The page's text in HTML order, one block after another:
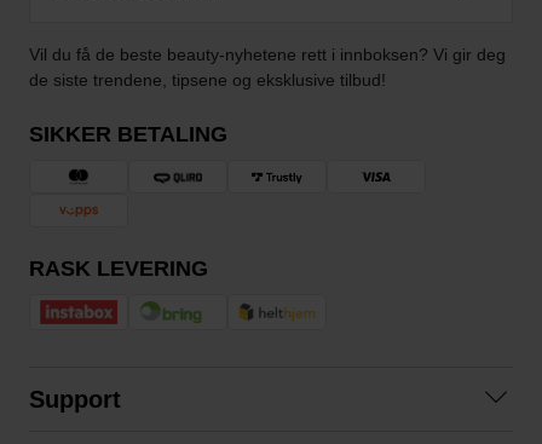
Vil du få de beste beauty-nyhetene rett i innboksen? Vi gir deg
de siste trendene, tipsene og eksklusive tilbud!
SIKKER BETALING
RASK LEVERING
Support